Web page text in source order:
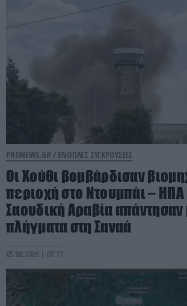
PRONEWS.GR / ΕΝΟΠΛΕΣ ΣΥΓΚΡΟΥΣΕΙΣ
Οι Χούθι βομβάρδισαν
περιοχή στο Ντουμπάι – ΗΠΑ
Σαουδική Αραβία απάντησαν
πλήγματα στη Σαναά
05.08.2026 | 07:17